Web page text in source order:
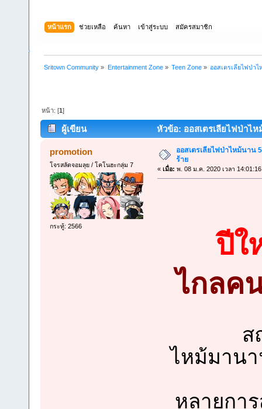
หน้าแรก ช่วยเหลือ ค้นหา เข้าสู่ระบบ สมัครสมาชิก
Sritown Community » Entertainment Zone» Teen Zone» ออสเตรเลียไฟป่า
หน้า: [1]
ผู้เขียน หัวข้อ: ออสเตรเลียไฟป่าไ
promotion
โจรสลัดจอมลุย / โคโนฮะกลุ่ม 7
กระทู้: 2566
ออสเตรเลียไฟป่าไหม้นาน
ร้าย
« เมื่อ: พ. 08 ม.ค. 2020 เวลา
ปีใ
ไกลค
ส
ไหม้มานา
หลายกา